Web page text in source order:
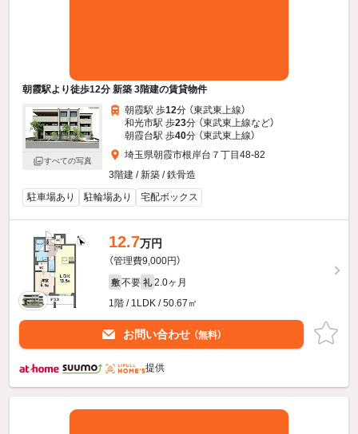
朝霞駅より徒歩12分 新築 3階建の賃貸物件
すべての写真
朝霞駅 歩12分 （東武東上線）
和光市駅 歩23分 （東武東上線など）
朝霞台駅 歩40分 （東武東上線）
埼玉県朝霞市根岸台７丁目48-82
3階建 / 新築 / 鉄骨造
駐車場あり
駐輪場あり 宅配ボックス
12.7万円
（管理費9,000円）
敷 不要 礼 2.0ヶ月
1階 / 1LDK / 50.67㎡
お問い合わせ （無料）
提供